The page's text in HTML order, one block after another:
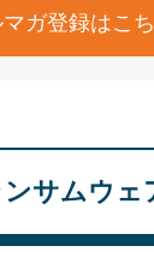
マガ登録はこ
サムウェ